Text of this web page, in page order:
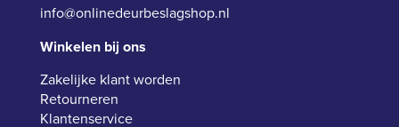
info@onlinedeurbeslagshop.nl
Winkelen bij ons
Zakelijke klant worden
Retourneren
Klantenservice